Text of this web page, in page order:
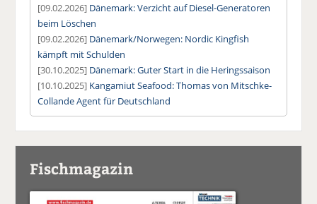
[09.02.2026] Dänemark: Verzicht auf Diesel-Generatoren
beim Löschen
[09.02.2026] Dänemark/Norwegen: Nordic Kingfish
kämpft mit Schulden
[30.10.2025] Dänemark: Guter Start in die Heringssaison
[10.10.2025] Kangamiut Seafood: Thomas von Mitschke-
Collande Agent für Deutschland
Fischmagazin